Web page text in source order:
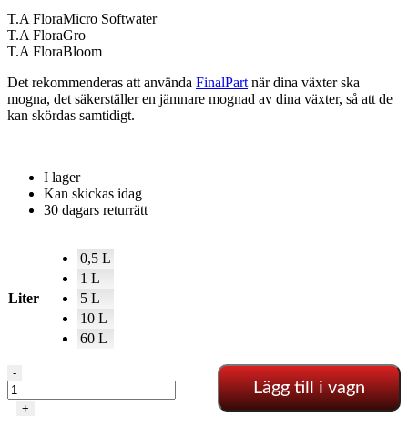
T.A FloraMicro Softwater
T.A FloraGro
T.A FloraBloom
Det rekommenderas att använda FinalPart när dina växter ska
mogna, det säkerställer en jämnare mognad av dina växter, så att de
kan skördas samtidigt.
I lager
Kan skickas idag
30 dagars returrätt
Liter
0,5 L
1 L
5 L
10 L
60 L
Terra
Aquatica
-
-
+
Lägg till i vagn